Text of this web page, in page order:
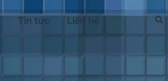
Tin tức Liên hệ